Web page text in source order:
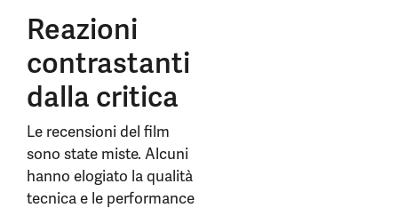
Reazioni
contrastanti
dalla critica
Le recensioni del film
sono state miste. Alcuni
hanno elogiato la qualità
tecnica e le performance